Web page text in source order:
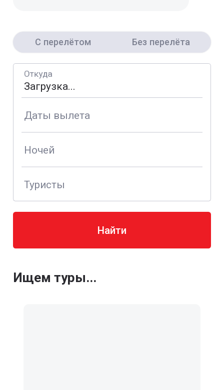
С перелётом Без перелёта
Откуда
Даты вылета
Ночей
Туристы
Найти
Ищем туры...